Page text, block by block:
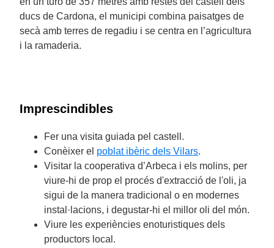
ducs de Cardona, el municipi combina paisatges de
secà amb terres de regadiu i se centra en l’agricultura
i la ramaderia.
Imprescindibles
Fer una visita guiada pel castell.
Conèixer el poblat ibèric dels Vilars.
Visitar la cooperativa d’Arbeca i els molins, per
viure-hi de prop el procés d'extracció de l'oli, ja
sigui de la manera tradicional o en modernes
instal·lacions, i degustar-hi el millor oli del món.
Viure les experiències enoturistiques dels
productors local.